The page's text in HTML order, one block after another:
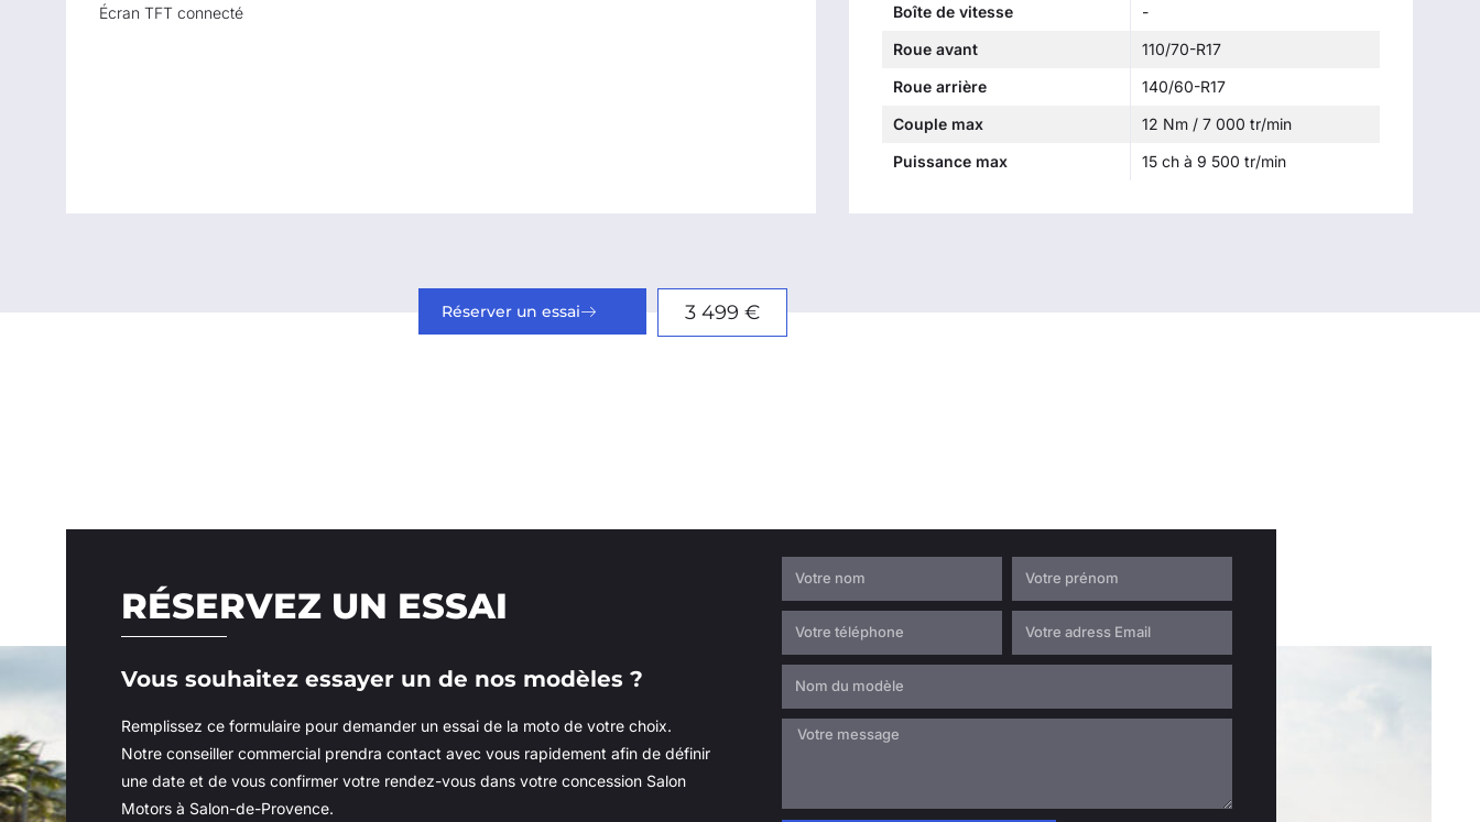
Écran TFT connecté
Boîte de vitesse
-
Roue avant
110/70-R17
Roue arrière
140/60-R17
Couple max
12 Nm / 7 000 tr/min
Puissance max
15 ch à 9 500 tr/min
Réserver un essai 3 499 €
RÉSERVEZ UN ESSAI
Vous souhaitez essayer un de nos modèles ?
Remplissez ce formulaire pour demander un essai de la moto de votre choix.
Notre conseiller commercial prendra contact avec vous rapidement afin de définir
une date et de vous confirmer votre rendez-vous dans votre concession Salon
Motors à Salon-de-Provence.